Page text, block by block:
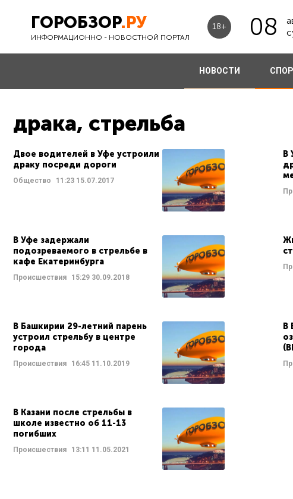
ГОРОБЗОР.РУ
ИНФОРМАЦИОННО - НОВОСТНОЙ ПОРТАЛ
18+ 08
НОВОСТИ
драка, стрельба
Двое водителей в Уфе устроили
драку посреди дороги
Общество 11:23 15.07.2017
В
В Уфе задержали
подозреваемого в стрельбе в
кафе Екатеринбурга
Происшествия 15:29 30.09.2018
В Башкирии 29-летний парень
устроил стрельбу в центре
города
Происшествия 16:45 11.10.2019
В
В Казани после стрельбы в
школе известно об 11-13
погибших
Происшествия 13:11 11.05.2021